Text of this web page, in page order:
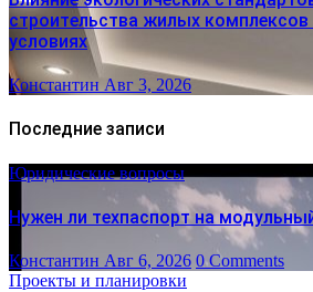
строительства жилых
условиях
Константин Авг 3, 2026
Последние записи
Юридические вопросы
Нужен ли техпаспорт на
Константин Авг 6, 2026 0 Comments
Проекты и планировки